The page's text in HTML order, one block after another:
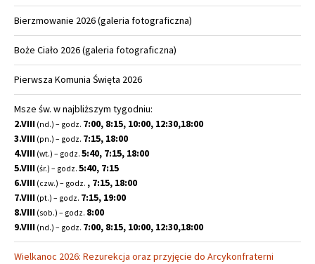
Bierzmowanie 2026 (galeria fotograficzna)
Boże Ciało 2026 (galeria fotograficzna)
Pierwsza Komunia Święta 2026
Msze św. w najbliższym tygodniu:
2.VIII (nd.) – godz. 7:00, 8:15, 10:00, 12:30,18:00
3.VIII (pn.) – godz. 7:15, 18:00
4.VIII (wt.) – godz. 5:40, 7:15, 18:00
5.VIII (śr.) – godz. 5:40, 7:15
6.VIII (czw.) – godz. , 7:15, 18:00
7.VIII (pt.) – godz. 7:15, 19:00
8.VIII (sob.) – godz. 8:00
9.VIII (nd.) – godz. 7:00, 8:15, 10:00, 12:30,18:00
Wielkanoc 2026: Rezurekcja oraz przyjęcie do Arcykonfraterni